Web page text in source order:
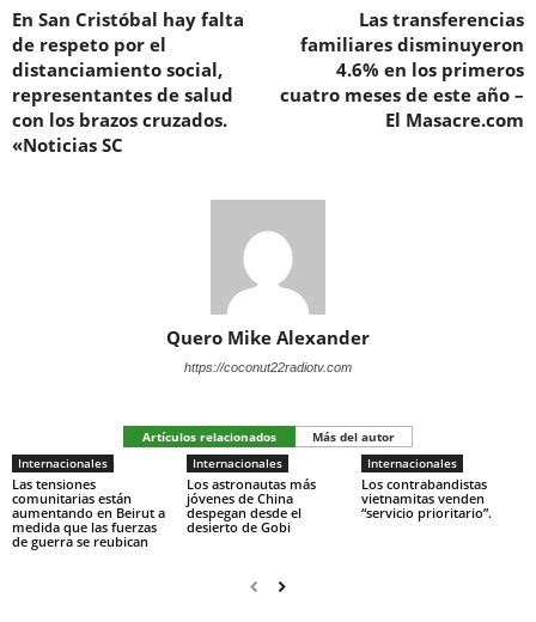
En San Cristóbal hay falta
de respeto por el
distanciamiento social,
representantes de salud
con los brazos cruzados.
«Noticias SC
Las transferencias
familiares disminuyeron
4.6% en los primeros
cuatro meses de este año –
El Masacre.com
Quero Mike Alexander
https://coconut22radiotv.com
Artículos relacionados
Más del autor
Internacionales
Las tensiones
comunitarias están
aumentando en Beirut a
medida que las fuerzas
de guerra se reubican
Internacionales
Los astronautas más
jóvenes de China
despegan desde el
desierto de Gobi
Internacionales
Los contrabandistas
vietnamitas venden
“servicio prioritario”.